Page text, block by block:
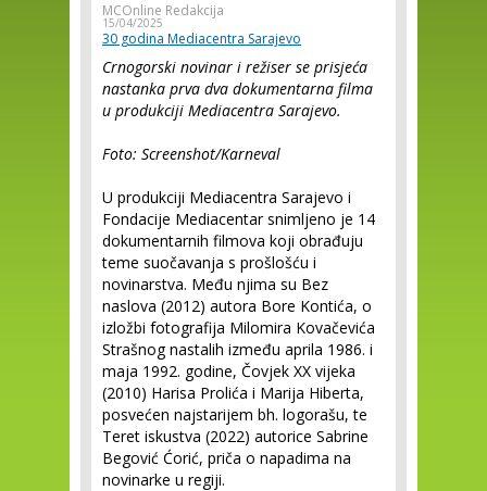
MCOnline Redakcija
15/04/2025
30 godina Mediacentra Sarajevo
Crnogorski novinar i režiser se prisjeća
nastanka prva dva dokumentarna filma
u produkciji Mediacentra Sarajevo.
Foto: Screenshot/Karneval
U produkciji Mediacentra Sarajevo i
Fondacije Mediacentar snimljeno je 14
dokumentarnih filmova koji obrađuju
teme suočavanja s prošlošću i
novinarstva. Među njima su Bez
naslova (2012) autora Bore Kontića, o
izložbi fotografija Milomira Kovačevića
Strašnog nastalih između aprila 1986. i
maja 1992. godine, Čovjek XX vijeka
(2010) Harisa Prolića i Marija Hiberta,
posvećen najstarijem bh. logorašu, te
Teret iskustva (2022) autorice Sabrine
Begović Ćorić, priča o napadima na
novinarke u regiji.